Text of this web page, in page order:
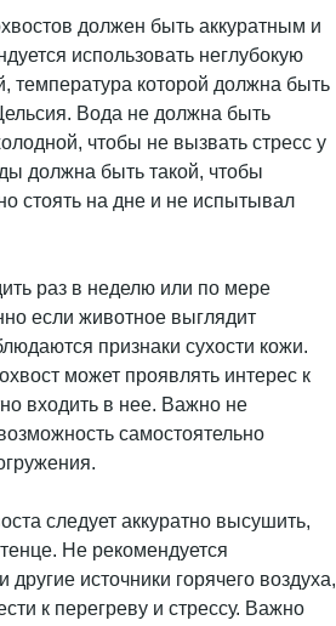
должен быть аккуратным и
использовать неглубокую
температура которой должна быть
Вода не должна быть
чтобы не вызвать стресс у
должна быть такой, чтобы
стоять на дне и не испытывал
раз в неделю или по мере
если животное выглядит
признаки сухости кожи.
может проявлять интерес к
входить в нее. Важно не
самостоятельно
следует аккуратно высушить,
Не рекомендуется
источники горячего воздуха,
к перегреву и стрессу. Важно